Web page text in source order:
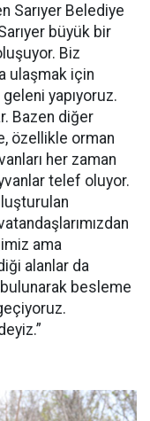
Sarıyer Belediye
büyük bir
Biz
ulaşmak için
yapıyoruz.
Bazen diğer
özellikle orman
her zaman
telef oluyor.
ama
alanlar da
besleme